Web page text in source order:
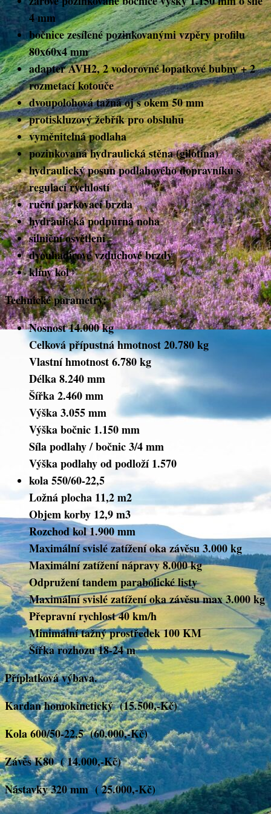
4 mm
bočnice zesílené pozinkovanými vzpěry profilu
80x60x4 mm
adapter AVH2, 2 vodorovné lopatkové bubny + 2
rozmetací kotouče
dvoupolohová tažná oj s okem 50 mm
protiskluzový žebřík pro obsluhu
vyměnitelná podlaha
pozinkovaná hydraulická stěna (gilotina)
hydraulický posun podlahového dopravníku s
regulací rychlostí
ruční parkovací brzda
hydraulická podpůrná noha
silniční osvětlení
dvouhadicové vzduchové brzdy
klíny kol
Technické parametry:
Nosnost 14.000 kg
Celková přípustná hmotnost 20.780 kg
Vlastní hmotnost 6.780 kg
Délka 8.240 mm
Šířka 2.460 mm
Výška 3.055 mm
Výška bočnic 1.150 mm
Síla podlahy / bočnic 3/4 mm
Výška podlahy od podloží 1.570
kola 550/60-22,5
Ložná plocha 11,2 m2
Objem korby 12,9 m3
Rozchod kol 1.900 mm
Maximální svislé zatížení oka závěsu 3.000 kg
Maximální zatížení nápravy 8.000 kg
Odpružení tandem parabolické listy
Maximální svislé zatížení oka závěsu max 3.000 kg
Přepravní rychlost 40 km/h
Minimální tažný prostředek 100 KM
Šířka rozhozu 18-24 m
Příplatková výbava.
Kardan homokinetický (15.500,-Kč)
Kola 600/50-22,5 (60.000,-Kč)
Závěs K80 ( 14.000,-Kč)
Nástavky 320 mm ( 25.000,-Kč)